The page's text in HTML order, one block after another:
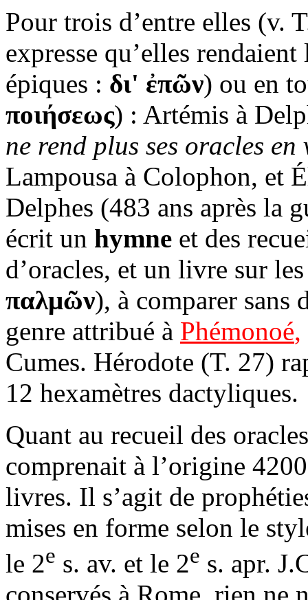
Pour trois d’entre elles (v.
expresse qu’elles
épiques : δι' ἐπῶν) ou en
ποιήσεως) : Artémis à
ne rend plus ses oracles
Lampousa à Colophon, et
Delphes (483 ans après la
écrit un hymne et des
d’oracles, et un livre sur
παλμῶν), à comparer sans
genre attribué à Phémonoé,
Cumes. Hérodote (T. 27)
12 hexamètres dactyliques.
Quant au recueil des
comprenait à l’origine
livres. Il s’agit de
mises en forme selon le
le 2e s. av. et le 2e s. apr.